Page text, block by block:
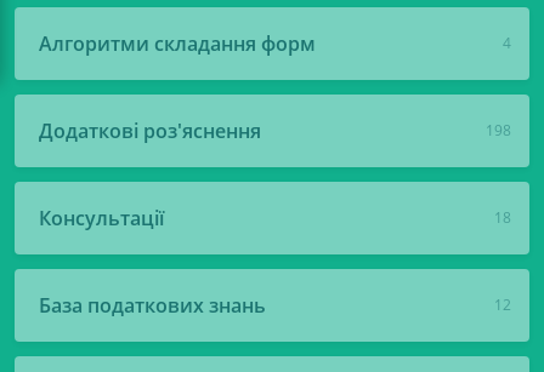
4
Алгоритми складання форм
198
Додаткові роз'яснення
18
Консультації
12
База податкових знань